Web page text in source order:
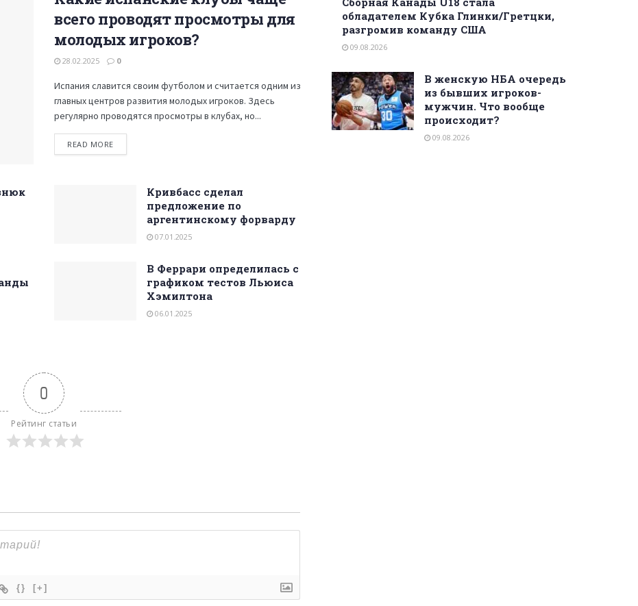
всего проводят просмотры для
молодых игроков?
28.02.2025 0
Испания славится своим футболом и считается одним из
главных центров развития молодых игроков. Здесь
регулярно проводятся просмотры в клубах, но...
READ MORE
Кривбасс сделал
предложение по
аргентинскому форварду
07.01.2025
В Феррари определилась с
графиком тестов Льюиса
Хэмилтона
06.01.2025
0
Рейтинг статьи
{} [+]
обладателем Кубка Глинки/Гретцки,
разгромив команду США
09.08.2026
В женскую НБА очередь
из бывших игроков-
мужчин. Что вообще
происходит?
09.08.2026